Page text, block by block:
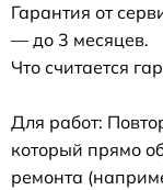
Гарантия от
— до 3 месяцев.
Что считается
Для работ:
который прямо
ремонта